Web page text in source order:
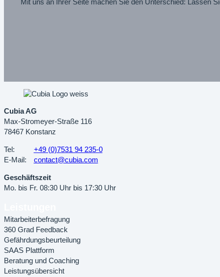
Mit uns an Ihrer Seite machen Sie den Unterschied: Lassen
Cubia AG
Max-Stromeyer-Straße 116
78467 Konstanz
Tel:
+49 (0)7531 94 235-0
E-Mail:
contact@cubia.com
Geschäftszeit
Mo. bis Fr. 08:30 Uhr bis 17:30 Uhr
Mitarbeiterbefragung
360 Grad Feedback
Gefährdungsbeurteilung
SAAS Plattform
Beratung und Coaching
Leistungsübersicht